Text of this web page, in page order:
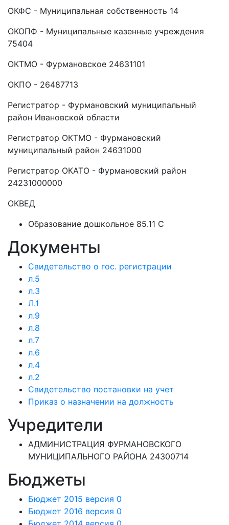
ОКФС - Муниципальная собственность 14
ОКОПФ - Муниципальные казенные учреждения
75404
ОКТМО - Фурмановское 24631101
ОКПО - 26487713
Регистратор - Фурмановский муниципальный
район Ивановской области
Регистратор ОКТМО - Фурмановский
муниципальный район 24631000
Регистратор ОКАТО - Фурмановский район
24231000000
ОКВЕД
Образование дошкольное 85.11 C
Документы
Свидетельство о гос. регистрации
л.5
л.3
Л.1
л.9
л.8
л.7
л.6
л.4
л.2
Свидетельство постановки на учет
Приказ о назначении на должность
Учредители
АДМИНИСТРАЦИЯ ФУРМАНОВСКОГО
МУНИЦИПАЛЬНОГО РАЙОНА 24300714
Бюджеты
Бюджет 2015 версия 0
Бюджет 2016 версия 0